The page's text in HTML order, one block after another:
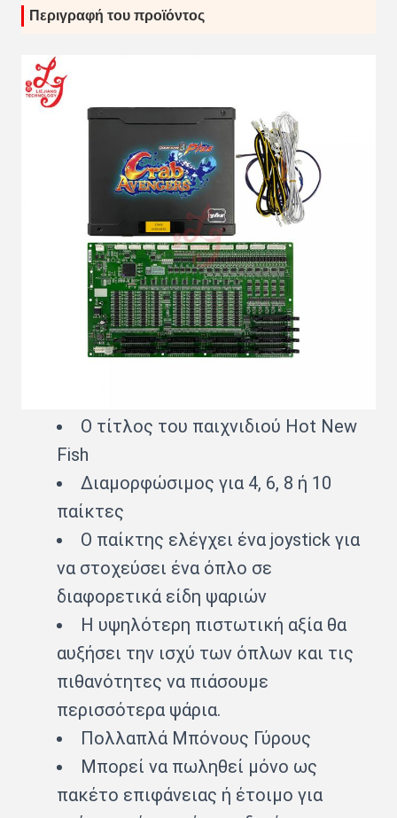
Περιγραφή του προϊόντος
Ο τίτλος του παιχνιδιού Hot New
Fish
Διαμορφώσιμος για 4, 6, 8 ή 10
παίκτες
Ο παίκτης ελέγχει ένα joystick για
να στοχεύσει ένα όπλο σε
διαφορετικά είδη ψαριών
Η υψηλότερη πιστωτική αξία θα
αυξήσει την ισχύ των όπλων και τις
πιθανότητες να πιάσουμε
περισσότερα ψάρια.
Πολλαπλά Μπόνους Γύρους
Μπορεί να πωληθεί μόνο ως
πακέτο επιφάνειας ή έτοιμο για